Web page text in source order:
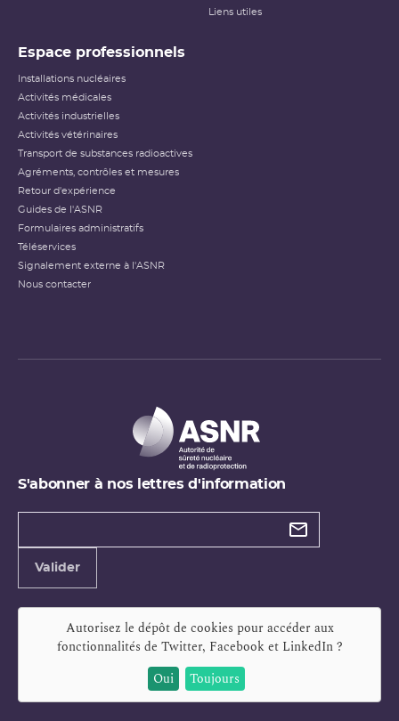
Liens utiles
Espace professionnels
Installations nucléaires
Activités médicales
Activités industrielles
Activités vétérinaires
Transport de substances radioactives
Agréments, contrôles et mesures
Retour d'expérience
Guides de l'ASNR
Formulaires administratifs
Téléservices
Signalement externe à l'ASNR
Nous contacter
S'abonner à nos lettres d'information
Types de
Valider
Autorisez le dépôt de cookies pour accéder aux
fonctionnalités de Twitter, Facebook et LinkedIn?
Oui
Toujours